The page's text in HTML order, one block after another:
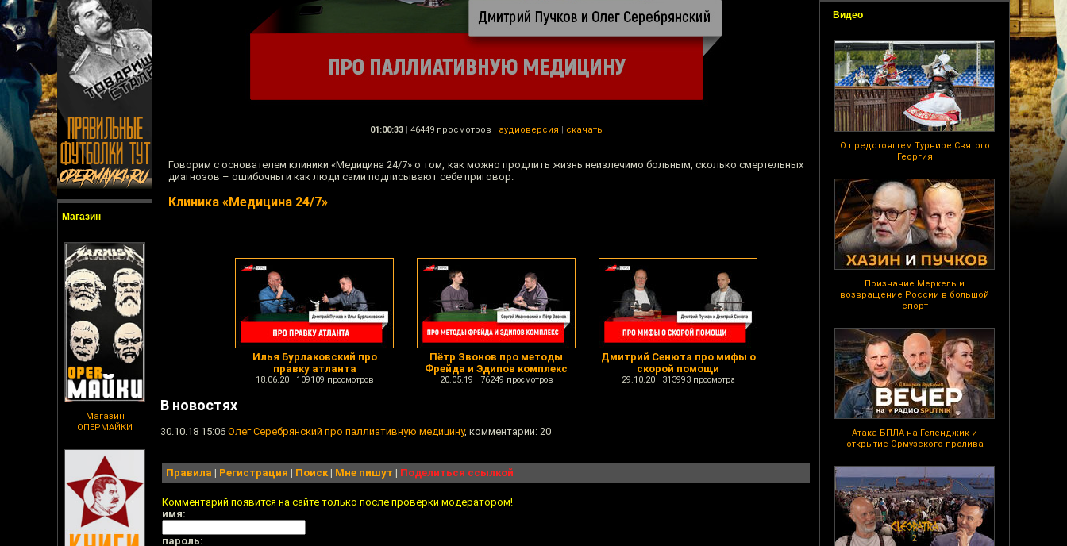
Магазин
Магазин
ОПЕРМАЙКИ
Видео
О предстоящем Турнире Святого
Георгия
Признание Меркель и
возвращение России в большой
спорт
Атака БПЛА на Геленджик и
открытие Ормузского пролива
01:00:33 | 46449 просмотров | аудиоверсия | скачать
Говорим с основателем клиники «Медицина 24/7» о том, как можно продлить жизнь неизлечимо больным, сколько смертельных
диагнозов – ошибочны и как люди сами подписывают себе приговор.
Клиника «Медицина 24/7»
Илья Бурлаковский про
правку атланта
18.06.20 109109 просмотров
Пётр Звонов про методы
Фрейда и Эдипов комплекс
20.05.19 76249 просмотров
Дмитрий Сенюта про мифы о
скорой помощи
29.10.20 313993 просмотра
В новостях
30.10.18 15:06 Олег Серебрянский про паллиативную медицину, комментарии: 20
Правила | Регистрация | Поиск| Мне пишут | Поделиться ссылкой
Комментарий появится на сайте только после проверки модератором!
имя:
пароль: